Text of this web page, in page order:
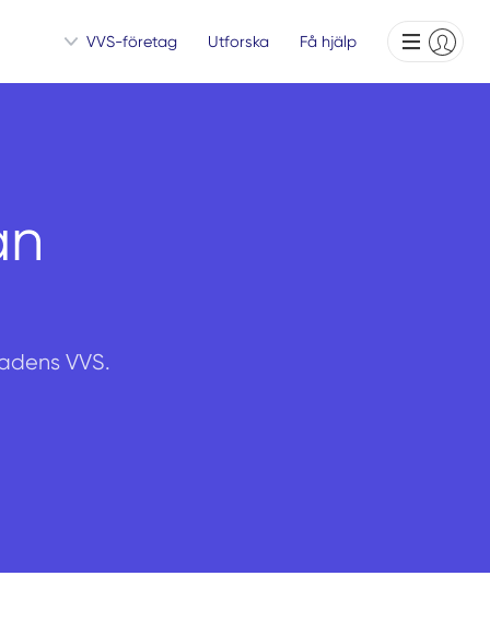
VVS-företag Utforska Få hjälp
VVS.